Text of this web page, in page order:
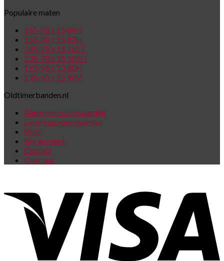
Populaire maten
165-80 x 15 86H
155-80 x 15 82H
235-75 x 15 105T
235-70 x 15 103H
195-55 x 13 80H
235-60 x 15 98V
Oldtimerbanden.nl
Algemene voorwaarden
Leveringsvoorwaarden
Shop
My account
Contact
Over ons